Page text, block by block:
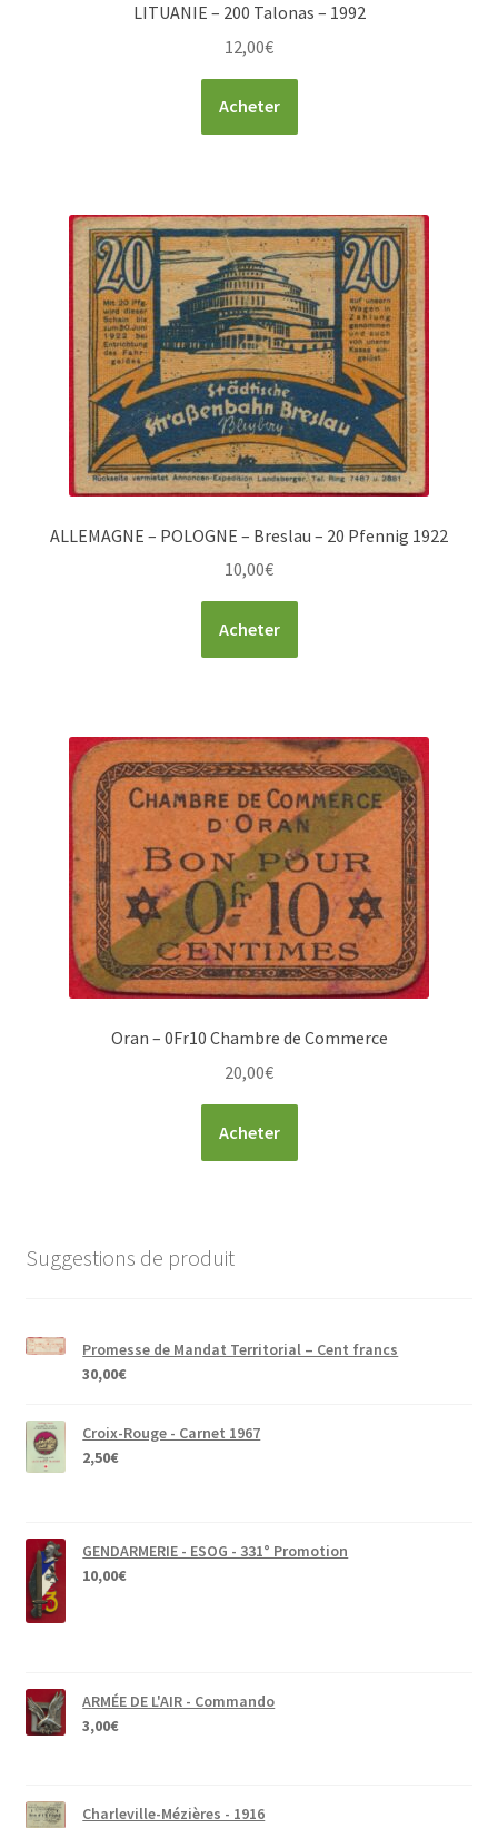
LITUANIE – 200 Talonas – 1992
12,00€
Acheter
ALLEMAGNE – POLOGNE – Breslau – 20 Pfennig 1922
10,00€
Acheter
Oran – 0Fr10 Chambre de Commerce
20,00€
Acheter
Suggestions de produit
Promesse de Mandat Territorial – Cent francs
30,00€
Croix-Rouge - Carnet 1967
2,50€
GENDARMERIE - ESOG - 331° Promotion
10,00€
ARMÉE DE L'AIR - Commando
3,00€
Charleville-Mézières - 1916